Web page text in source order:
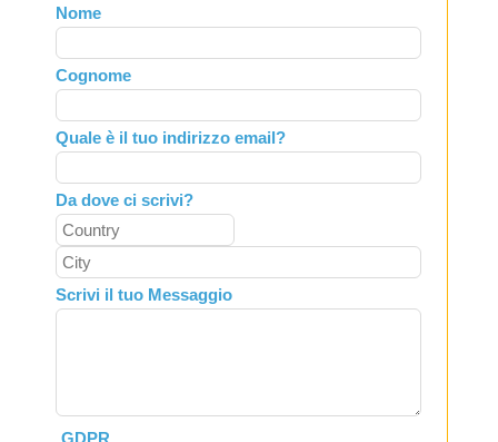
Leave
this
field
blank
Nome
Cognome
Quale è il tuo indirizzo email?
Da dove ci scrivi?
Scrivi il tuo Messaggio
GDPR